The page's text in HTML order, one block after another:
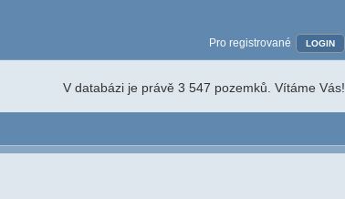
Pro registrované LOGIN
V databázi je právě 3 547 pozemků. Vítáme Vás!